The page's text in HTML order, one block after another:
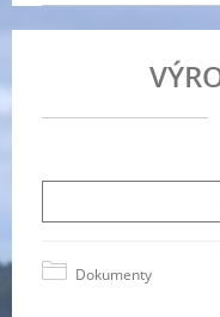
Dokumenty